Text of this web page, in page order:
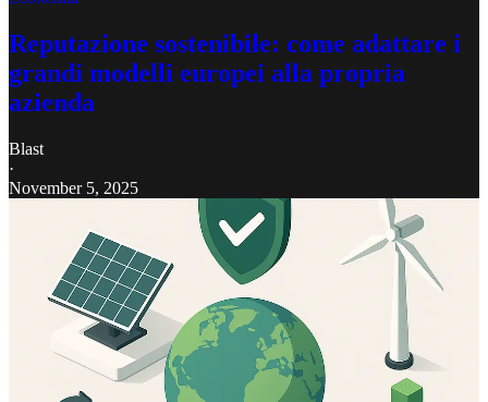
Reputazione sostenibile: come adattare i
grandi modelli europei alla propria
azienda
Blast
·
November 5, 2025